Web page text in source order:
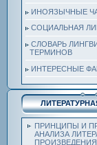
ИНОЯЗЫЧНЫЕ
СОЦИАЛЬНАЯ
СЛОВАРЬ
ТЕРМИНОВ
ИНТЕРЕСНЫЕ
ПРИНЦИПЫ И
АНАЛИЗА
ПРОИЗВЕДЕНИЯ